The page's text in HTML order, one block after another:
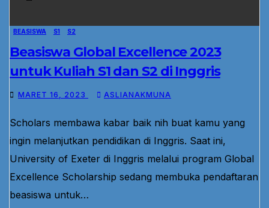
BEASISWA S1 S2
Beasiswa Global Excellence 2023
untuk Kuliah S1 dan S2 di Inggris
MARET 16, 2023 ASLIANAKMUNA
Scholars membawa kabar baik nih buat kamu yang
ingin melanjutkan pendidikan di Inggris. Saat ini,
University of Exeter di Inggris melalui program Global
Excellence Scholarship sedang membuka pendaftaran
beasiswa untuk…